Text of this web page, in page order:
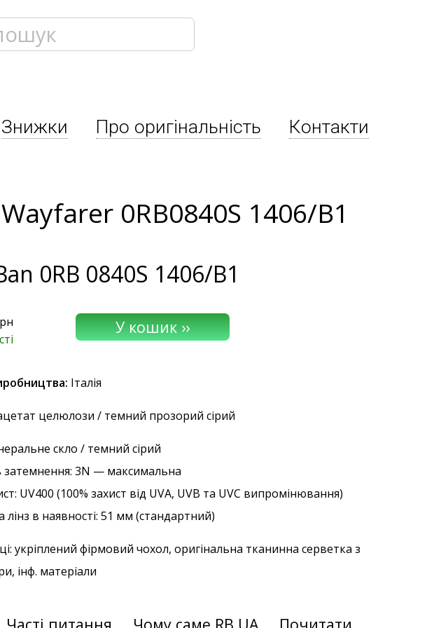
Знижки Про оригінальність
Контакти
0RB0840S 1406/B1
0RB 0840S 1406/B1
Італія
целюлози / темний прозорий сірий
скло / темний сірий
затемнення: 3N — максимальна
: UV400 (100% захист від UVA, UVB та UVC випромінювання)
в наявності: 51 мм (стандартний)
укріплений фірмовий чохол, оригінальна тканинна серветка з
інф. матеріали